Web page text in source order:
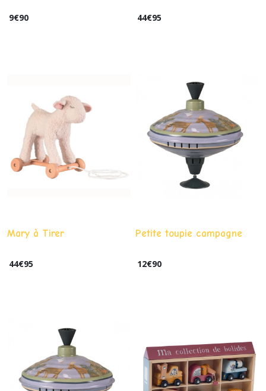
9€90 44€95
Mary à Tirer
44€95
Petite toupie campagne
12€90